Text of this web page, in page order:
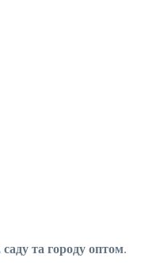
та городу оптом.